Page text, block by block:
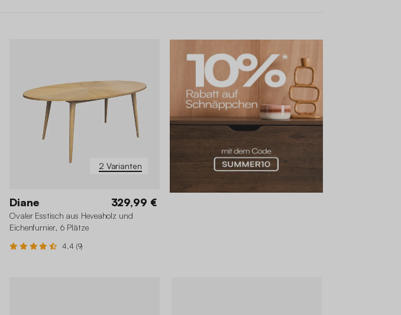
2 Varianten
Diane 329,99 €
Ovaler Esstisch aus Heveaholz und
Eichenfurnier, 6 Plätze
4.4 (9)